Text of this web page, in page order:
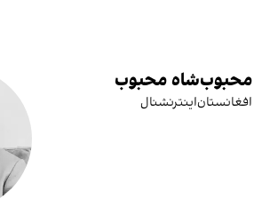
محبوب‌شاه‌ محبوب
افغانستان‌اینترنشنال